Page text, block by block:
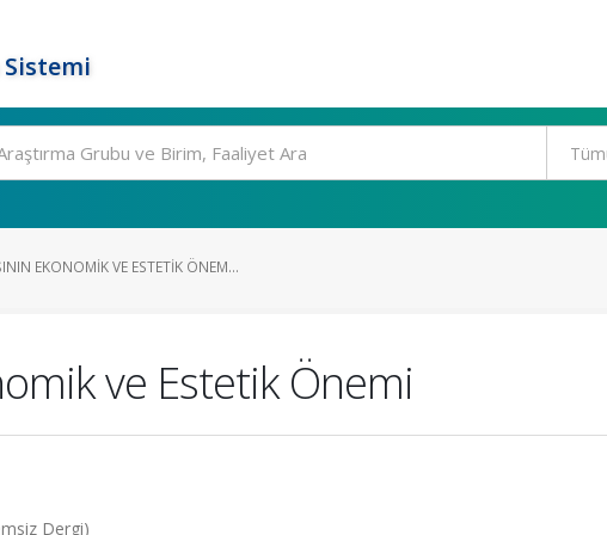
EKONOMIK VE ESTETIK ÖNEM...
ve Estetik Önemi
Dergi)